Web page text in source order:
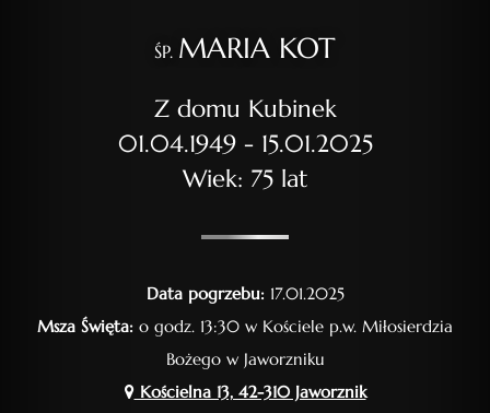
ŚP. MARIA KOT
Z domu Kubinek
01.04.1949 - 15.01.2025
Wiek: 75 lat
Data pogrzebu:17.01.2025
Msza Święta: o godz. 13:30 w Kościele p.w. Miłosierdzia
Bożego w Jaworzniku
Kościelna 13, 42-310 Jaworznik